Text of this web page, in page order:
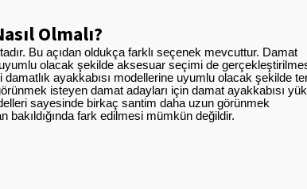
Olmalı?
Bu açıdan oldukça farklı seçenek mevcuttur. Damat
olacak şekilde aksesuar seçimi de
ayakkabısı modellerine uyumlu olacak şekilde
isteyen damat adayları için damat ayakkabısı
sayesinde birkaç santim daha uzun görünmek
bakıldığında fark edilmesi mümkün değildir.